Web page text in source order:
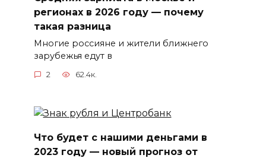
регионах в 2026 году — почему
такая разница
Многие россияне и жители ближнего
зарубежья едут в
2 62.4к.
Что будет с нашими деньгами в
2023 году — новый прогноз от